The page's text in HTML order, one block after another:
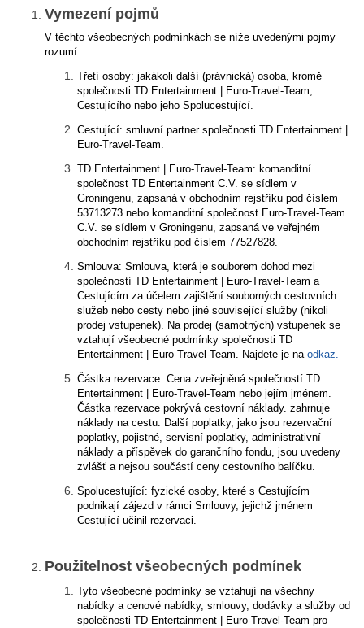
Vymezení pojmů
V těchto všeobecných podmínkách se níže uvedenými pojmy
rozumí:
Třetí osoby: jakákoli další (právnická) osoba, kromě
společnosti TD Entertainment | Euro-Travel-Team,
Cestujícího nebo jeho Spolucestující.
Cestující: smluvní partner společnosti TD Entertainment |
Euro-Travel-Team.
TD Entertainment | Euro-Travel-Team: komanditní
společnost TD Entertainment C.V. se sídlem v
Groningenu, zapsaná v obchodním rejstříku pod číslem
53713273 nebo komanditní společnost Euro-Travel-Team
C.V. se sídlem v Groningenu, zapsaná ve veřejném
obchodním rejstříku pod číslem 77527828.
Smlouva: Smlouva, která je souborem dohod mezi
společností TD Entertainment | Euro-Travel-Team a
Cestujícím za účelem zajištění souborných cestovních
služeb nebo cesty nebo jiné související služby (nikoli
prodej vstupenek). Na prodej (samotných) vstupenek se
vztahují všeobecné podmínky společnosti TD
Entertainment | Euro-Travel-Team. Najdete je na odkaz.
Částka rezervace: Cena zveřejněná společností TD
Entertainment | Euro-Travel-Team nebo jejím jménem.
Částka rezervace pokrývá cestovní náklady. zahrnuje
náklady na cestu. Další poplatky, jako jsou rezervační
poplatky, pojistné, servisní poplatky, administrativní
náklady a příspěvek do garančního fondu, jsou uvedeny
zvlášť a nejsou součástí ceny cestovního balíčku.
Spolucestující: fyzické osoby, které s Cestujícím
podnikají zájezd v rámci Smlouvy, jejichž jménem
Cestující učinil rezervaci.
Použitelnost všeobecných podmínek
Tyto všeobecné podmínky se vztahují na všechny
nabídky a cenové nabídky, smlouvy, dodávky a služby od
společnosti TD Entertainment | Euro-Travel-Team pro